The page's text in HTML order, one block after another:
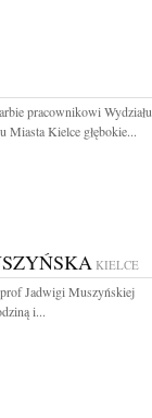
pracownikowi Wydziału
Miasta Kielce głębokie...
KIELCE
Jadwigi Muszyńskiej
i...